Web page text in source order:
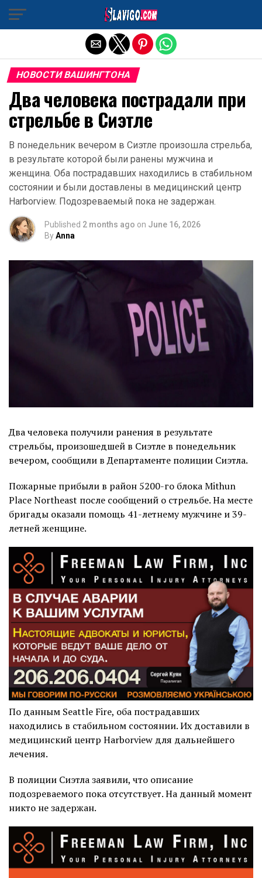
НОВОСТИ ВАШИНГТОНА
Два человека пострадали при
стрельбе в Сиэтле
В понедельник вечером в Сиэтле произошла стрельба,
в результате которой были ранены мужчина и
женщина. Оба пострадавших находились в стабильном
состоянии и были доставлены в медицинский центр
Harborview. Подозреваемый пока не задержан.
Published 2 months ago on June 16, 2026
ByAnna
Два человека получили ранения в результате
стрельбы, произошедшей в Сиэтле в понедельник
вечером, сообщили в Департаменте полиции Сиэтла.
Пожарные прибыли в район 5200-го блока Mithun
Place Northeast после сообщений о стрельбе. На месте
бригады оказали помощь 41-летнему мужчине и 39-
летней женщине.
По данным Seattle Fire, оба пострадавших
находились в стабильном состоянии. Их доставили в
медицинский центр Harborview для дальнейшего
лечения.
В полиции Сиэтла заявили, что описание
подозреваемого пока отсутствует. На данный момент
никто не задержан.
Exit mobile version